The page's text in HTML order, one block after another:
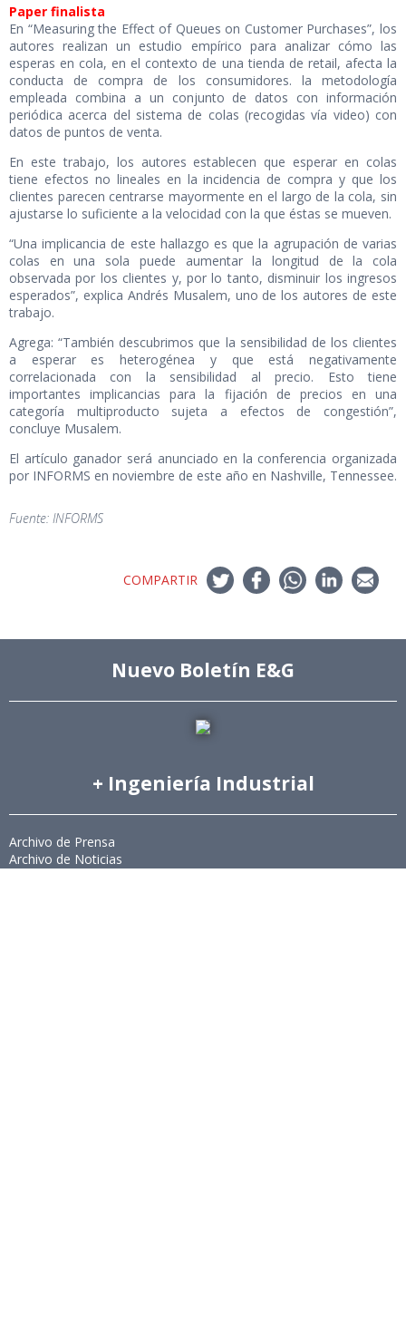
Paper finalista
En “Measuring the Effect of Queues on Customer Purchases”, los
autores realizan un estudio empírico para analizar cómo las
esperas en cola, en el contexto de una tienda de retail, afecta la
conducta de compra de los consumidores. la metodología
empleada combina a un conjunto de datos con información
periódica acerca del sistema de colas (recogidas vía video) con
datos de puntos de venta.
En este trabajo, los autores establecen que esperar en colas
tiene efectos no lineales en la incidencia de compra y que los
clientes parecen centrarse mayormente en el largo de la cola, sin
ajustarse lo suficiente a la velocidad con la que éstas se mueven.
“Una implicancia de este hallazgo es que la agrupación de varias
colas en una sola puede aumentar la longitud de la cola
observada por los clientes y, por lo tanto, disminuir los ingresos
esperados”, explica Andrés Musalem, uno de los autores de este
trabajo.
Agrega: “También descubrimos que la sensibilidad de los clientes
a esperar es heterogénea y que está negativamente
correlacionada con la sensibilidad al precio. Esto tiene
importantes implicancias para la fijación de precios en una
categoría multiproducto sujeta a efectos de congestión”,
concluye Musalem.
El artículo ganador será anunciado en la conferencia organizada
por INFORMS en noviembre de este año en Nashville, Tennessee.
Fuente: INFORMS
COMPARTIR
Nuevo Boletín E&G
+ Ingeniería Industrial
Archivo de Prensa
Archivo de Noticias